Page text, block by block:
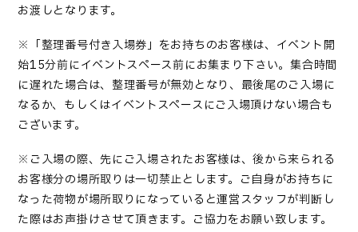
お渡しとなります。
※「整理番号付き入場券」をお持ちのお客様は、イベント開
始15分前にイベントスペース前にお集まり下さい。集合時間
に遅れた場合は、整理番号が無効となり、最後尾のご入場に
なるか、もしくはイベントスペースにご入場頂けない場合も
ございます。
※ご入場の際、先にご入場されたお客様は、後から来られる
お客様分の場所取りは一切禁止とします。ご自身がお持ちに
なった荷物が場所取りになっていると運営スタッフが判断し
た際はお声掛けさせて頂きます。ご協力をお願い致します。